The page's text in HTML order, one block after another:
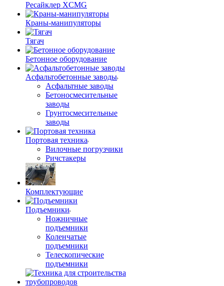
Ресайклер XCMG
Краны-манипуляторы
Тягач
Бетонное оборудование
Асфальтобетонные заводы
Асфальтные заводы
Бетоносмесительные
заводы
Грунтосмесительные
заводы
Портовая техника
Вилочные погрузчики
Ричстакеры
Комплектующие
Подъемники
Ножничные
подъемники
Коленчатые
подъемники
Телескопические
подъемники